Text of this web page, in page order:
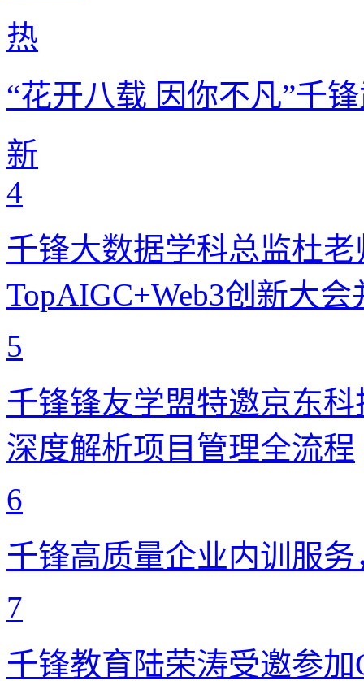
热
“花开八载 因你不凡”千
新
4
千锋大数据学科总监杜
TopAIGC+Web3创新大
5
千锋锋友学盟特邀京东
深度解析项目管理全流程
6
千锋高质量企业内训服
7
千锋教育陆荣涛受邀参